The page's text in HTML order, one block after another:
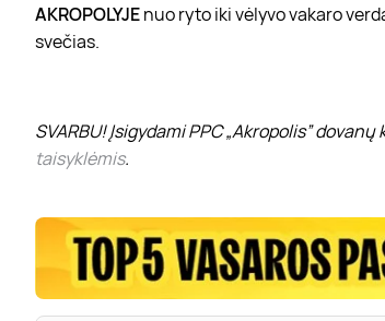
AKROPOLYJEnuo ryto iki vėlyvo vakaro
svečias.
SVARBU! Įsigydami PPC „Akropolis”
taisyklėmis.